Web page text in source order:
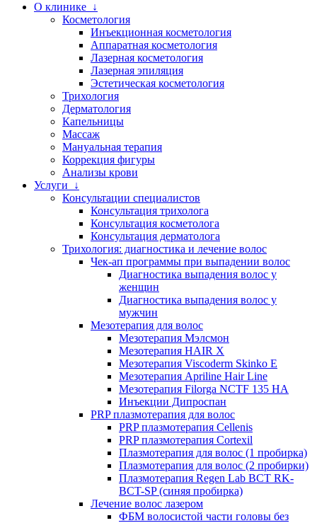
О клинике ↓
Косметология
Инъекционная косметология
Аппаратная косметология
Лазерная косметология
Лазерная эпиляция
Эстетическая косметология
Трихология
Дерматология
Капельницы
Массаж
Мануальная терапия
Коррекция фигуры
Анализы крови
Услуги ↓
Консультации специалистов
Консультация трихолога
Консультация косметолога
Консультация дерматолога
Трихология: диагностика и лечение волос
Чек-ап программы при выпадении волос
Диагностика выпадения волос у
женщин
Диагностика выпадения волос у
мужчин
Мезотерапия для волос
Мезотерапия Мэлсмон
Мезотерапия HAIR X
Мезотерапия Viscoderm Skinko E
Мезотерапия Apriline Hair Line
Мезотерапия Filorga NCTF 135 HA
Инъекции Дипроспан
PRP плазмотерапия для волос
PRP плазмотерапия Cellenis
PRP плазмотерапия Cortexil
Плазмотерапия для волос (1 пробирка)
Плазмотерапия для волос (2 пробирки)
Плазмотерапия Regen Lab BCT RK-
BCT-SP (синяя пробирка)
Лечение волос лазером
ФБМ волосистой части головы без